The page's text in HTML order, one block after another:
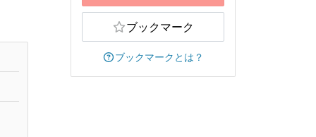
ブックマーク
ブックマークとは？